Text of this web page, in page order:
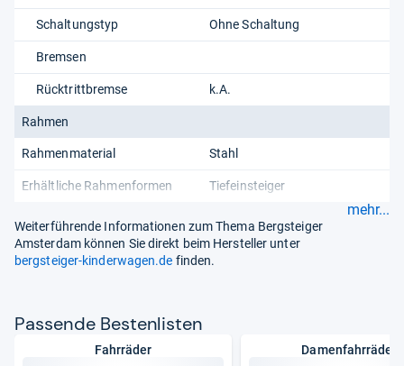
Schaltungstyp Ohne Schaltung
Bremsen
Rücktrittbremse k.A.
Rahmen
Rahmenmaterial Stahl
Erhältliche Rahmenformen Tiefeinsteiger
mehr...
Weiterführende Informationen zum Thema Bergsteiger
Amsterdam können Sie direkt beim Hersteller unter
bergsteiger-kinderwagen.de finden.
Pas­sende Bes­ten­lis­ten
Fahrräder Damenfahrräder